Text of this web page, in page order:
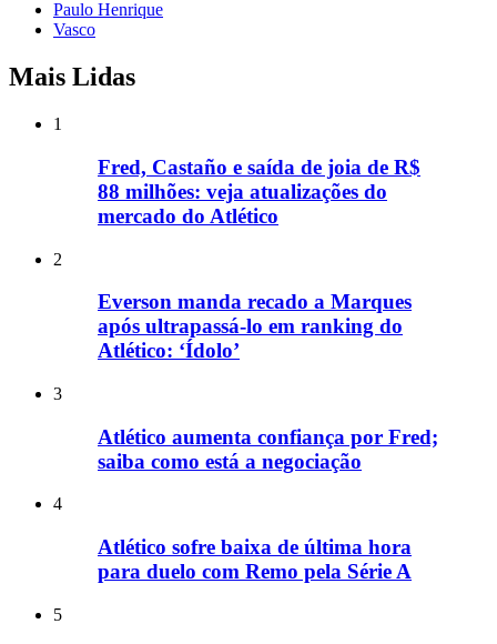
Paulo Henrique
Vasco
Mais Lidas
1
Fred, Castaño e saída de joia de R$
88 milhões: veja atualizações do
mercado do Atlético
2
Everson manda recado a Marques
após ultrapassá-lo em ranking do
Atlético: ‘Ídolo’
3
Atlético aumenta confiança por Fred;
saiba como está a negociação
4
Atlético sofre baixa de última hora
para duelo com Remo pela Série A
5